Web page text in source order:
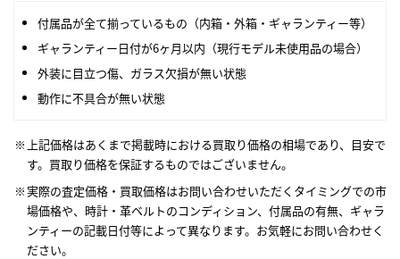
付属品が全て揃っているもの（内箱・外箱・ギャランティー等）
ギャランティー日付が6ヶ月以内（現行モデル未使用品の場合）
外装に目立つ傷、ガラス欠損が無い状態
動作に不具合が無い状態
上記価格はあくまで掲載時における買取り価格の相場であり、目安で
す。買取り価格を保証するものではございません。
実際の査定価格・買取価格はお問い合わせいただくタイミングでの市
場価格や、時計・革ベルトのコンディション、付属品の有無、ギャラ
ンティーの記載日付等によって異なります。お気軽にお問い合わせく
ださい。